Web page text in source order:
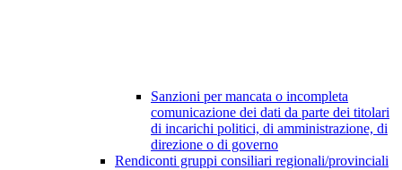
Sanzioni per mancata o incompleta
comunicazione dei dati da parte dei titolari
di incarichi politici, di amministrazione, di
direzione o di governo
Rendiconti gruppi consiliari regionali/provinciali